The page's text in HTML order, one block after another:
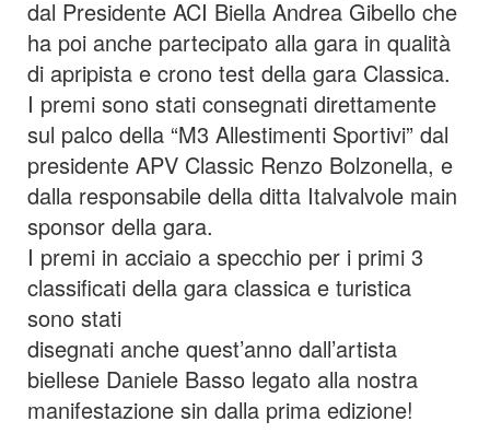
dal Presidente ACI Biella Andrea Gibello che
ha poi anche partecipato alla gara in qualità
di apripista e crono test della gara Classica.
I premi sono stati consegnati direttamente
sul palco della “M3 Allestimenti Sportivi” dal
presidente APV Classic Renzo Bolzonella, e
dalla responsabile della ditta Italvalvole main
sponsor della gara.
I premi in acciaio a specchio per i primi 3
classificati della gara classica e turistica
sono stati
disegnati anche quest’anno dall’artista
biellese Daniele Basso legato alla nostra
manifestazione sin dalla prima edizione!